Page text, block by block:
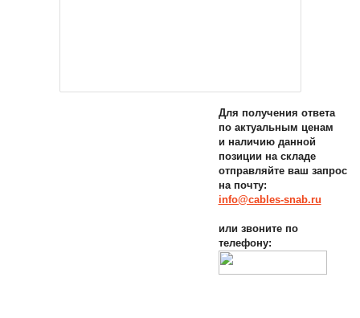
Для получения ответа
по актуальным ценам
и наличию данной
позиции на складе
отправляйте ваш запрос
на почту:
info@cables-snab.ru
или звоните по
телефону: